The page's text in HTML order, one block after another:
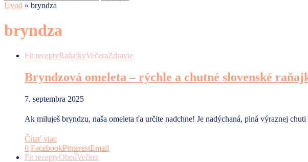
Úvod » bryndza
bryndza
Fit receptyRaňajkyVečeraZdravie
Bryndzová omeleta – rýchle a chutné slovenské
7. septembra 2025
Ak miluješ bryndzu, naša omeleta ťa určite nadchne! Je nadýchaná, plná výraznej
Čítať viac
0 FacebookPinterestEmail
Fit receptyObedVečera